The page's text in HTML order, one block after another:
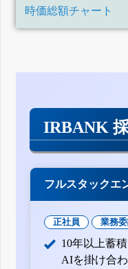
時価総額チャート
IRBANK
フルスタックエ
正社員 業務
10年以上蓄
AIを掛け合